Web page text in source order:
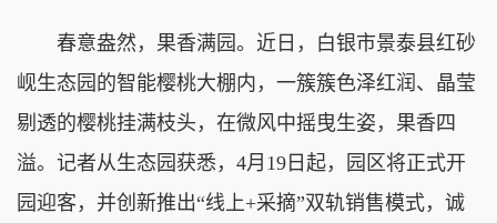
春意盎然，果香满园。近日，白银市景泰县红砂
岘生态园的智能樱桃大棚内，一簇簇色泽红润、晶莹
剔透的樱桃挂满枝头，在微风中摇曳生姿，果香四
溢。记者从生态园获悉，4月19日起，园区将正式开
园迎客，并创新推出“线上+采摘”双轨销售模式，诚